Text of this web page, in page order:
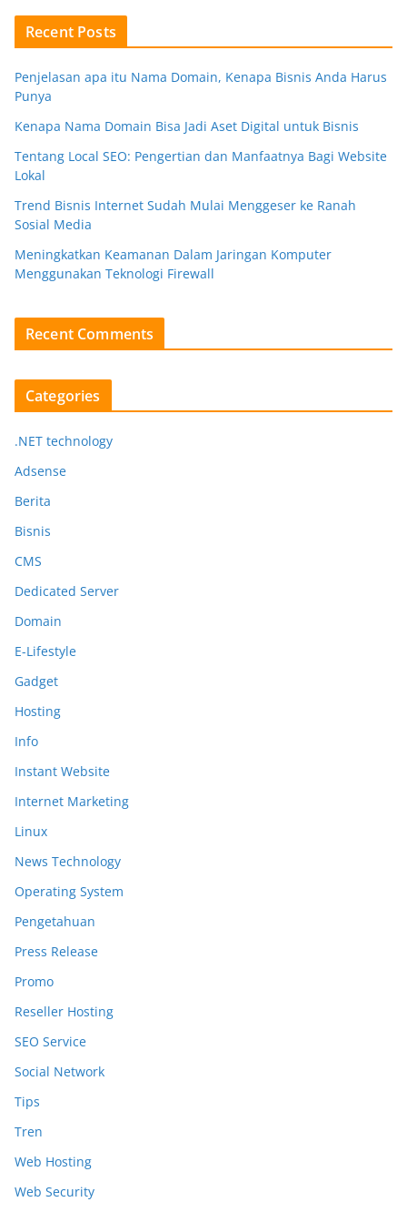
Recent Posts
Penjelasan apa itu Nama Domain, Kenapa Bisnis Anda Harus
Punya
Kenapa Nama Domain Bisa Jadi Aset Digital untuk Bisnis
Tentang Local SEO: Pengertian dan Manfaatnya Bagi Website
Lokal
Trend Bisnis Internet Sudah Mulai Menggeser ke Ranah
Sosial Media
Meningkatkan Keamanan Dalam Jaringan Komputer
Menggunakan Teknologi Firewall
Recent Comments
Categories
.NET technology
Adsense
Berita
Bisnis
CMS
Dedicated Server
Domain
E-Lifestyle
Gadget
Hosting
Info
Instant Website
Internet Marketing
Linux
News Technology
Operating System
Pengetahuan
Press Release
Promo
Reseller Hosting
SEO Service
Social Network
Tips
Tren
Web Hosting
Web Security